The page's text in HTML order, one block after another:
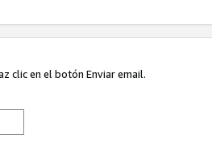
clic en el botón Enviar email.